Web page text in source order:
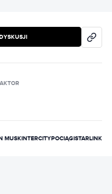
MUSKINTERCITYPOCIĄGISTARLINK